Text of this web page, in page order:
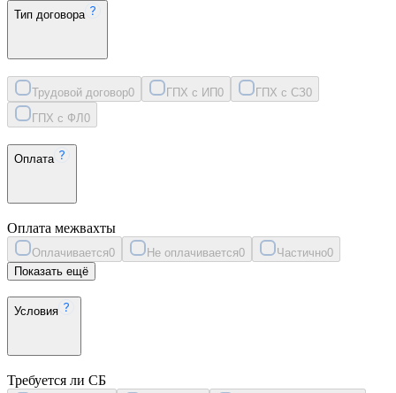
Тип договора
Трудовой договор0 ГПХ с ИП0 ГПХ с СЗ0
ГПХ с ФЛ 0
Оплата
Оплата межвахты
Оплачивается0 Не оплачивается0 Частично0
Показать ещё
Условия
Требуется ли СБ